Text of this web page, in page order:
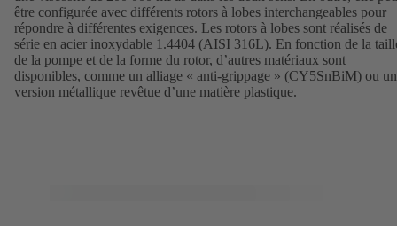
être configurée avec différents rotors à lobes interchangeables pour
répondre à différentes exigences. Les rotors à lobes sont réalisés de
série en acier inoxydable 1.4404 (AISI 316L). En fonction de la
de la pompe et de la forme du rotor, d’autres matériaux sont
disponibles, comme un alliage « anti-grippage » (CY5SnBiM) ou
version métallique revêtue d’une matière plastique.